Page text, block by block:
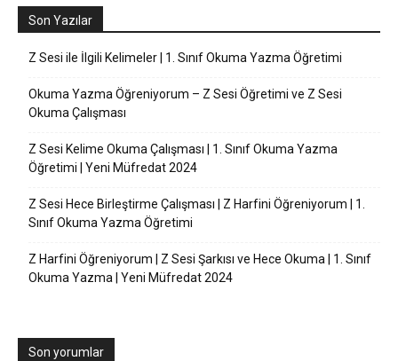
Son Yazılar
Z Sesi ile İlgili Kelimeler | 1. Sınıf Okuma Yazma Öğretimi
Okuma Yazma Öğreniyorum – Z Sesi Öğretimi ve Z Sesi
Okuma Çalışması
Z Sesi Kelime Okuma Çalışması | 1. Sınıf Okuma Yazma
Öğretimi | Yeni Müfredat 2024
Z Sesi Hece Birleştirme Çalışması | Z Harfini Öğreniyorum | 1.
Sınıf Okuma Yazma Öğretimi
Z Harfini Öğreniyorum | Z Sesi Şarkısı ve Hece Okuma | 1. Sınıf
Okuma Yazma | Yeni Müfredat 2024
Son yorumlar